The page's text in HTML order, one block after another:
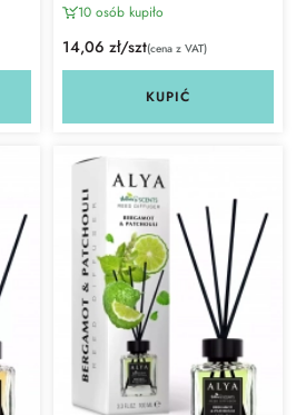
10 osób kupiło
14,06 zł/szt(cena z VAT)
KUPIĆ